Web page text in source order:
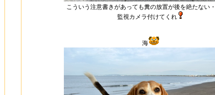
こういう注意書きがあっても糞の放置が後を絶たない
監視カメラ付けてくれ
海